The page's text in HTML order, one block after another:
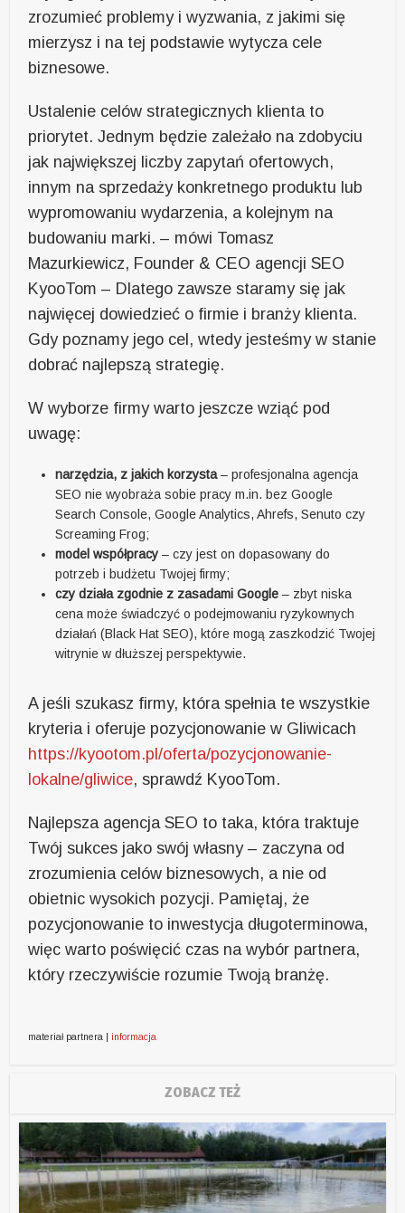
zrozumieć problemy i wyzwania, z jakimi się
mierzysz i na tej podstawie wytycza cele
biznesowe.
Ustalenie celów strategicznych klienta to
priorytet. Jednym będzie zależało na zdobyciu
jak największej liczby zapytań ofertowych,
innym na sprzedaży konkretnego produktu lub
wypromowaniu wydarzenia, a kolejnym na
budowaniu marki. – mówi Tomasz
Mazurkiewicz, Founder & CEO agencji SEO
KyooTom – Dlatego zawsze staramy się jak
najwięcej dowiedzieć o firmie i branży klienta.
Gdy poznamy jego cel, wtedy jesteśmy w stanie
dobrać najlepszą strategię.
W wyborze firmy warto jeszcze wziąć pod
uwagę:
narzędzia, z jakich korzysta– profesjonalna agencja
SEO nie wyobraża sobie pracy m.in. bez Google
Search Console, Google Analytics, Ahrefs, Senuto czy
Screaming Frog;
model współpracy – czy jest on dopasowany do
potrzeb i budżetu Twojej firmy;
czy działa zgodnie z zasadami Google – zbyt niska
cena może świadczyć o podejmowaniu ryzykownych
działań (Black Hat SEO), które mogą zaszkodzić Twojej
witrynie w dłuższej perspektywie.
A jeśli szukasz firmy, która spełnia te wszystkie
kryteria i oferuje pozycjonowanie w Gliwicach
https://kyootom.pl/oferta/pozycjonowanie-
lokalne/gliwice, sprawdź KyooTom.
Najlepsza agencja SEO to taka, która traktuje
Twój sukces jako swój własny – zaczyna od
zrozumienia celów biznesowych, a nie od
obietnic wysokich pozycji. Pamiętaj, że
pozycjonowanie to inwestycja długoterminowa,
więc warto poświęcić czas na wybór partnera,
który rzeczywiście rozumie Twoją branżę.
materiał partnera | informacja
ZOBACZ TEŻ